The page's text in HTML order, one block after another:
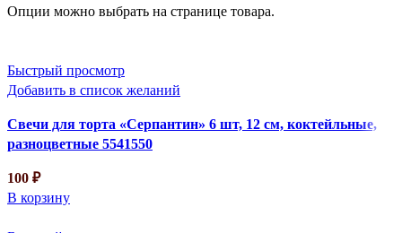
Опции можно выбрать на странице товара.
Быстрый просмотр
Добавить в список желаний
Свечи для торта «Серпантин» 6 шт, 12 см, коктейльные,
разноцветные 5541550
100 ₽
В корзину